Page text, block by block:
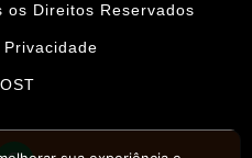
os Direitos Reservados